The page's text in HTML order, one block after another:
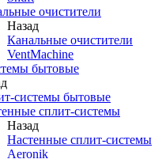
очистители
Назад
Канальные очистители
VentMachine
бытовые
системы бытовые
сплит-системы
Назад
Настенные сплит-системы
Aeronik